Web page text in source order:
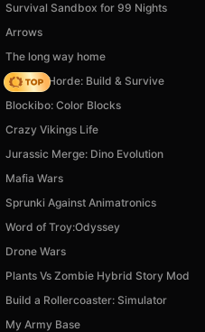
Survival Sandbox for 99 Nights
Arrows
The long way home
Zombie Horde: Build & Survive
Blockibo: Color Blocks
Crazy Vikings Life
Jurassic Merge: Dino Evolution
Mafia Wars
Sprunki Against Animatronics
Word of Troy:Odyssey
Drone Wars
Plants Vs Zombie Hybrid Story Mod
Build a Rollercoaster: Simulator
My Army Base